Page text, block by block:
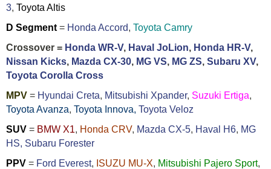
3, Toyota Altis
D Segment = Honda Accord, Toyota Camry
Crossover = Honda WR-V, Haval JoLion, Honda HR-V,
Nissan Kicks, Mazda CX-30, MG VS, MG ZS, Subaru XV,
Toyota Corolla Cross
MPV = Hyundai Creta, Mitsubishi Xpander, Suzuki Ertiga,
Toyota Avanza, Toyota Innova, Toyota Veloz
SUV = BMW X1, Honda CRV, Mazda CX-5, Haval H6, MG
HS, Subaru Forester
PPV = Ford Everest, ISUZU MU-X, Mitsubishi Pajero Sport,